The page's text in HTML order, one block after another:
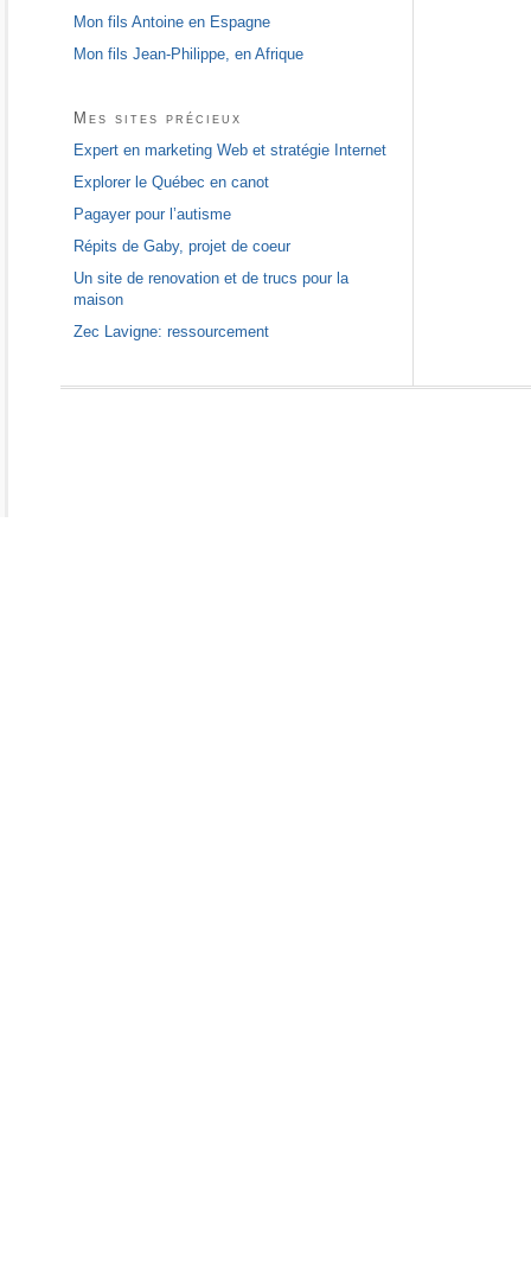
Mon fils Antoine en Espagne
Mon fils Jean-Philippe, en Afrique
Mes sites précieux
Expert en marketing Web et stratégie Internet
Explorer le Québec en canot
Pagayer pour l’autisme
Répits de Gaby, projet de coeur
Un site de renovation et de trucs pour la
maison
Zec Lavigne: ressourcement